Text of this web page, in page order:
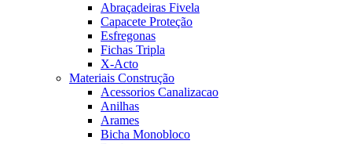
Abraçadeiras Fivela
Capacete Proteção
Esfregonas
Fichas Tripla
X-Acto
Materiais Construção
Acessorios Canalizacao
Anilhas
Arames
Bicha Monobloco